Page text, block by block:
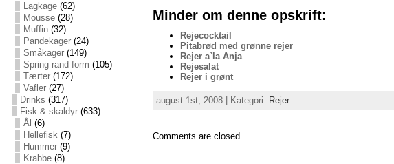
Lagkage(62)
Mousse(28)
Muffin(32)
Pandekager(24)
Småkager(149)
Spring rand form (105)
Tærter(172)
Vafler(27)
Drinks (317)
Fisk & skaldyr(633)
Ål (6)
Hellefisk(7)
Hummer(9)
Krabbe(8)
Minder om denne opskrift:
Rejecocktail
Pitabrød med grønne rejer
Rejer a`la Anja
Rejesalat
Rejer i grønt
august 1st, 2008 | Kategori: Rejer
Comments are closed.